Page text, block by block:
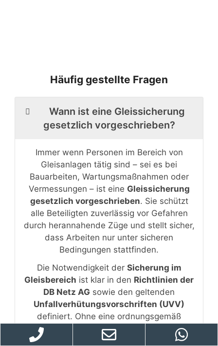
Häufig gestellte Fragen
Wann ist eine Gleissicherung
gesetzlich vorgeschrieben?
Immer wenn Personen im Bereich von
Gleisanlagen tätig sind – sei es bei
Bauarbeiten, Wartungsmaßnahmen oder
Vermessungen – ist eine Gleissicherung
gesetzlich vorgeschrieben. Sie schützt
alle Beteiligten zuverlässig vor Gefahren
durch herannahende Züge und stellt sicher,
dass Arbeiten nur unter sicheren
Bedingungen stattfinden.
Die Notwendigkeit der Sicherung im
Gleisbereich ist klar in den Richtlinien der
DB Netz AG sowie den geltenden
Unfallverhütungsvorschriften (UVV)
definiert. Ohne eine ordnungsgemäß
eingerichtete Sicherung dürfen keine
Tätigkeiten im Gefahrenbereich der Gleise